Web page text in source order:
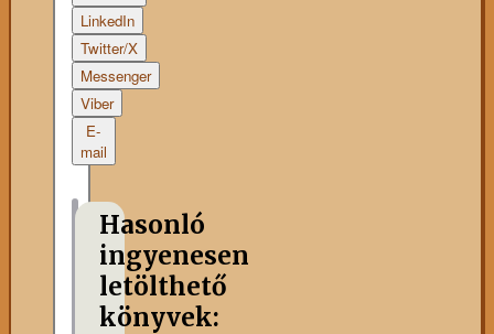
LinkedIn
Twitter/X
Messenger
Viber
E-
mail
Hasonló
ingyenesen
letölthető
könyvek: